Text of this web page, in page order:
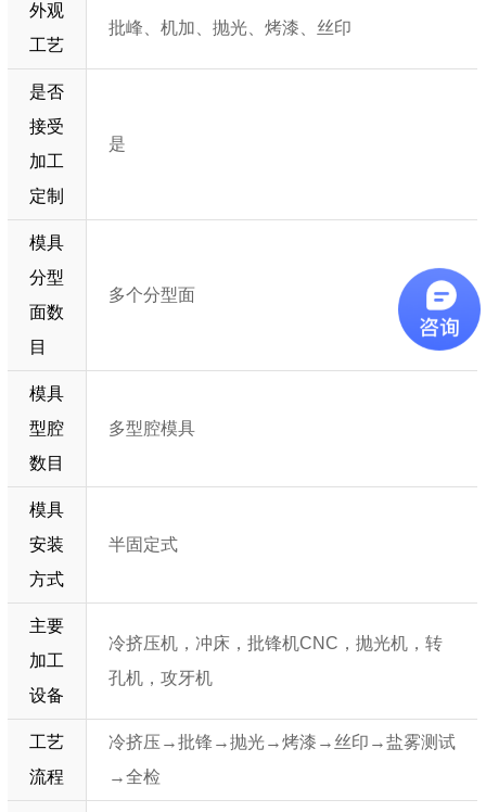
外观
工艺
批峰、机加、抛光、烤漆、丝印
是否
接受
加工
定制
是
模具
分型
面数
目
多个分型面
模具
型腔
数目
多型腔模具
模具
安装
方式
半固定式
主要
加工
设备
冷挤压机，冲床，批锋机CNC，抛光机，转
孔机，攻牙机
工艺
流程
冷挤压→批锋→抛光→烤漆→丝印→盐雾测试
→全检